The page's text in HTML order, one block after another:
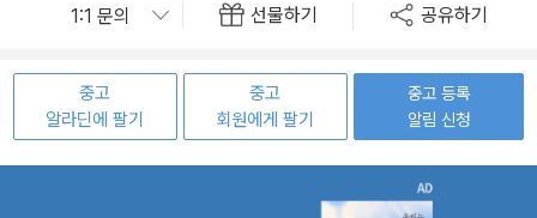
선물하기 공유하기
중고
알라딘에 팔기
중고
회원에게 팔기
중고 등록
알림 신청